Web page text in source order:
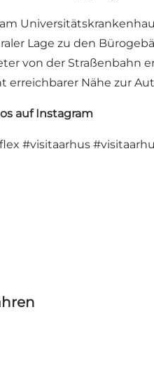
Lage zu den
von der Straßenbahn
erreichbarer Nähe zur
auf Instagram
#visitaarhus